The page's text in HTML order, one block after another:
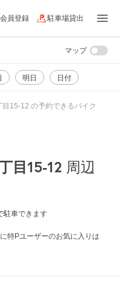
会員登録 駐車場貸出
明日 日付
マップ
15-12 の予約できるバイク
目15-12 周辺
駐車できます
特Pユーザーのお気に入りは